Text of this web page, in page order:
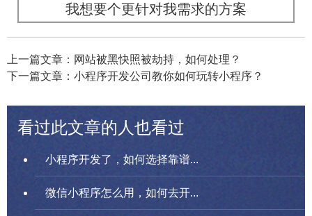
我想要个更针对我需求的方案
上一篇文章：网站被黑快照被劫持，如何处理？
下一篇文章：小程序开发公司教你如何玩转小程序？
看过此文章的人也看过
小程序开发了，如何选择靠谱...
微信小程序怎么用，如何去开...